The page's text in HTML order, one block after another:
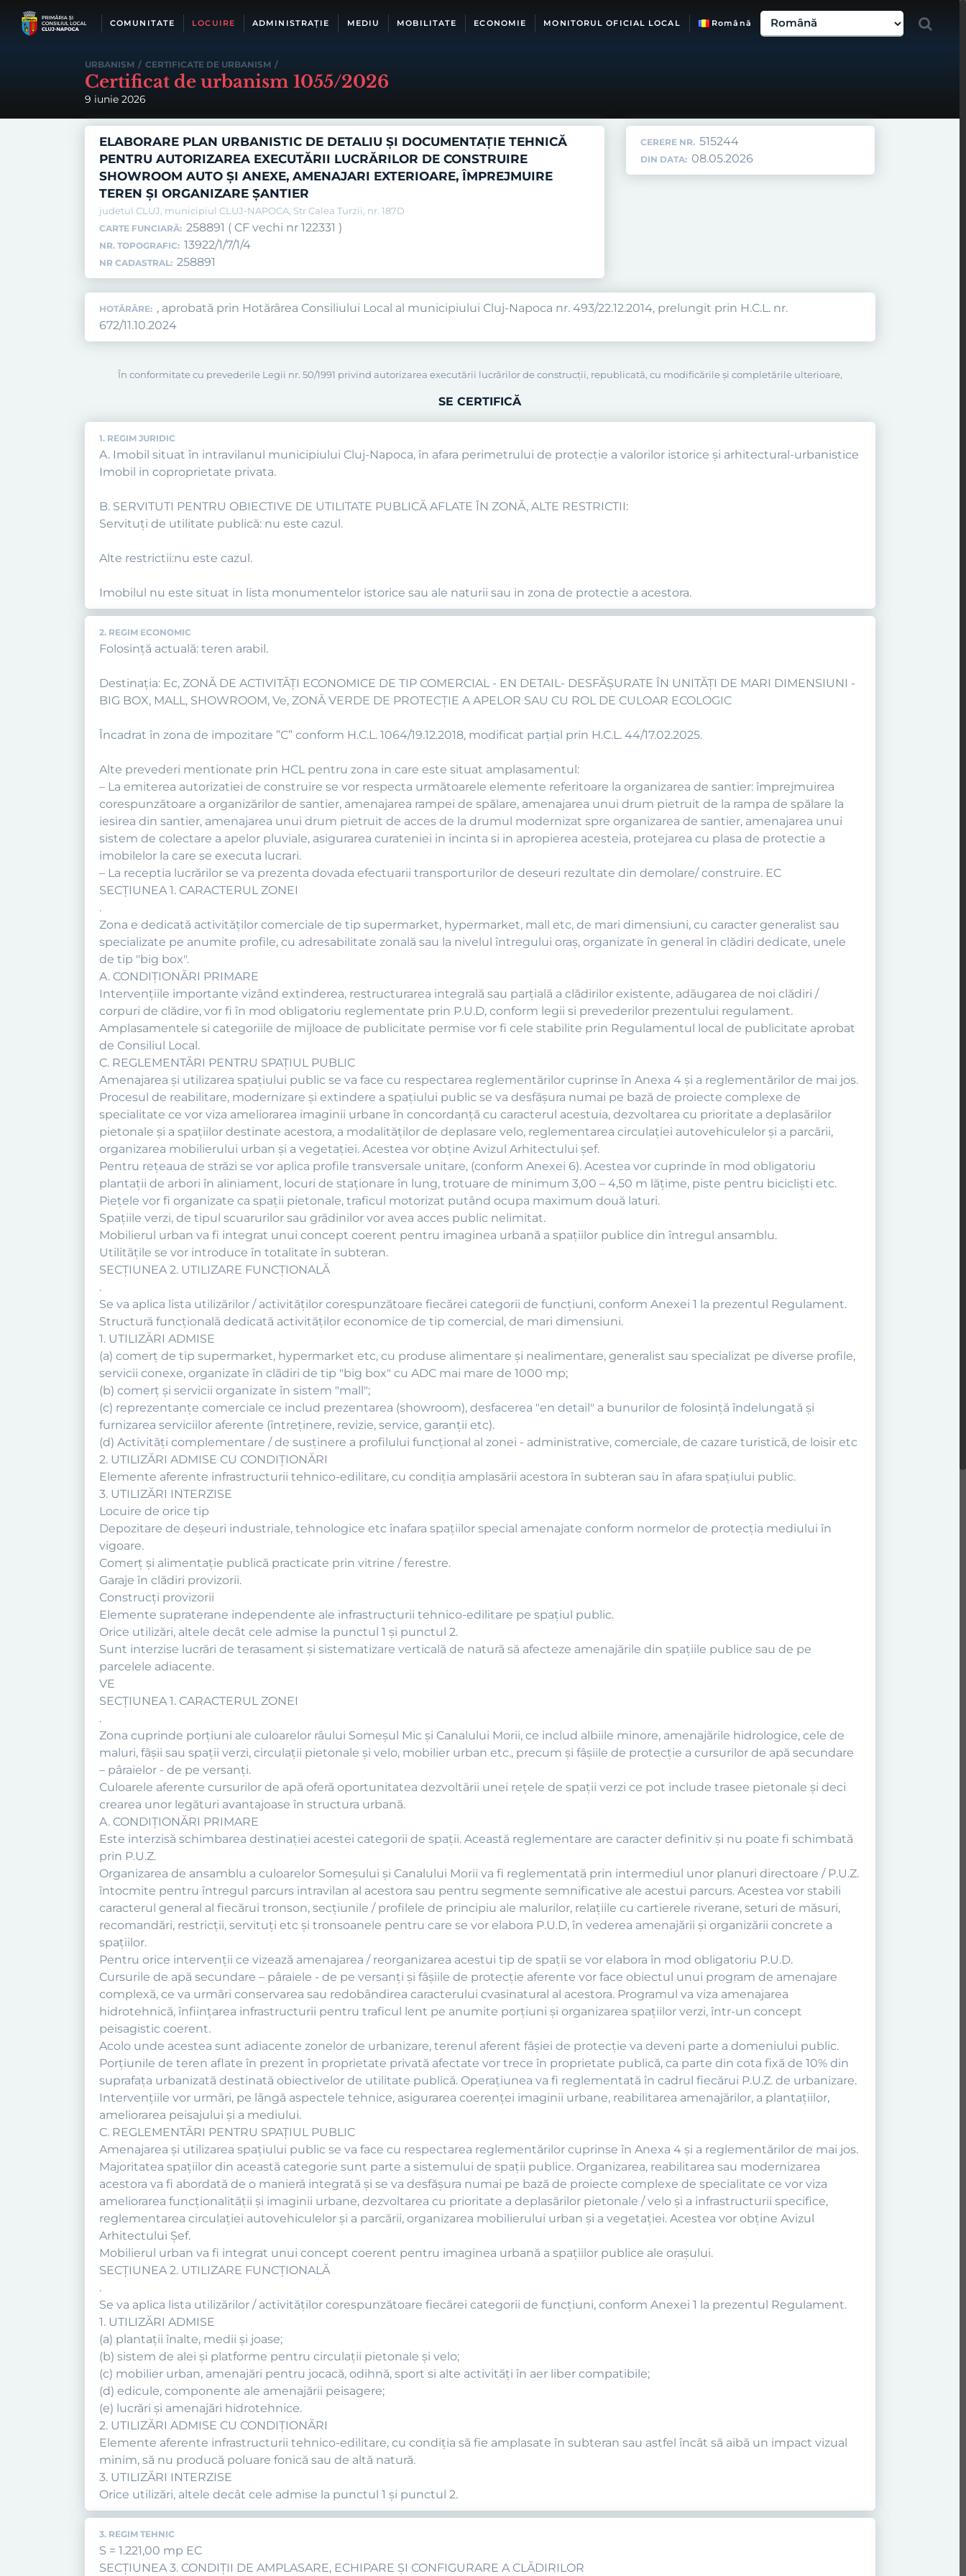
COMUNITATE LOCUIRE ADMINISTRAȚIE MEDIU MOBILITATE ECONOMIE MONITORUL OFICIAL LOCAL Română
URBANISM / CERTIFICATE DE URBANISM /
Certificat de urbanism 1055/2026
9 iunie 2026
ELABORARE PLAN URBANISTIC DE DETALIU ȘI DOCUMENTAȚIE TEHNICĂ
PENTRU AUTORIZAREA EXECUTĂRII LUCRĂRILOR DE CONSTRUIRE
SHOWROOM AUTO ȘI ANEXE, AMENAJARI EXTERIOARE, ÎMPREJMUIRE
TEREN ȘI ORGANIZARE ȘANTIER
judetul CLUJ, municipiul CLUJ-NAPOCA, Str Calea Turzii, nr. 187D
CARTE FUNCIARĂ: 258891 ( CF vechi nr 122331 )
NR. TOPOGRAFIC: 13922/1/7/1/4
NR CADASTRAL: 258891
CERERE NR. 515244
DIN DATA: 08.05.2026
HOTĂRÂRE: , aprobată prin Hotărârea Consiliului Local al municipiului Cluj-Napoca nr. 493/22.12.2014, prelungit prin H.C.L. nr.
672/11.10.2024
În conformitate cu prevederile Legii nr. 50/1991 privind autorizarea executării lucrărilor de construcţii, republicată, cu modificările şi completările ulterioare,
SE CERTIFICĂ
1. REGIM JURIDIC
A. Imobil situat în intravilanul municipiului Cluj-Napoca, în afara perimetrului de protecţie a valorilor istorice şi arhitectural-urbanistice
Imobil in coproprietate privata.
B. SERVITUTI PENTRU OBIECTIVE DE UTILITATE PUBLICĂ AFLATE ÎN ZONĂ, ALTE RESTRICTII:
Servituţi de utilitate publică: nu este cazul.
Alte restrictii:nu este cazul.
Imobilul nu este situat in lista monumentelor istorice sau ale naturii sau in zona de protectie a acestora.
2. REGIM ECONOMIC
Folosință actuală: teren arabil.
Destinația: Ec, ZONĂ DE ACTIVITĂŢI ECONOMICE DE TIP COMERCIAL - EN DETAIL- DESFĂŞURATE ÎN UNITĂŢI DE MARI DIMENSIUNI -
BIG BOX, MALL, SHOWROOM, Ve, ZONĂ VERDE DE PROTECŢIE A APELOR SAU CU ROL DE CULOAR ECOLOGIC
Încadrat în zona de impozitare ”C” conform H.C.L. 1064/19.12.2018, modificat parțial prin H.C.L. 44/17.02.2025.
Alte prevederi mentionate prin HCL pentru zona in care este situat amplasamentul:
– La emiterea autorizatiei de construire se vor respecta următoarele elemente referitoare la organizarea de santier: împrejmuirea
corespunzătoare a organizărilor de santier, amenajarea rampei de spălare, amenajarea unui drum pietruit de la rampa de spălare la
iesirea din santier, amenajarea unui drum pietruit de acces de la drumul modernizat spre organizarea de santier, amenajarea unui
sistem de colectare a apelor pluviale, asigurarea curateniei in incinta si in apropierea acesteia, protejarea cu plasa de protectie a
imobilelor la care se executa lucrari.
– La receptia lucrărilor se va prezenta dovada efectuarii transporturilor de deseuri rezultate din demolare/ construire. EC
SECŢIUNEA 1. CARACTERUL ZONEI
.
Zona e dedicată activităţilor comerciale de tip supermarket, hypermarket, mall etc, de mari dimensiuni, cu caracter generalist sau
specializate pe anumite profile, cu adresabilitate zonală sau la nivelul întregului oraş, organizate în general în clădiri dedicate, unele
de tip "big box".
A. CONDIŢIONĂRI PRIMARE
Intervenţiile importante vizând extinderea, restructurarea integrală sau parţială a clădirilor existente, adăugarea de noi clădiri /
corpuri de clădire, vor fi în mod obligatoriu reglementate prin P.U.D, conform legii si prevederilor prezentului regulament.
Amplasamentele si categoriile de mijloace de publicitate permise vor fi cele stabilite prin Regulamentul local de publicitate aprobat
de Consiliul Local.
C. REGLEMENTĂRI PENTRU SPAȚIUL PUBLIC
Amenajarea şi utilizarea spaţiului public se va face cu respectarea reglementărilor cuprinse în Anexa 4 şi a reglementărilor de mai jos.
Procesul de reabilitare, modernizare şi extindere a spaţiului public se va desfăşura numai pe bază de proiecte complexe de
specialitate ce vor viza ameliorarea imaginii urbane în concordanţă cu caracterul acestuia, dezvoltarea cu prioritate a deplasărilor
pietonale şi a spaţiilor destinate acestora, a modalităţilor de deplasare velo, reglementarea circulaţiei autovehiculelor şi a parcării,
organizarea mobilierului urban şi a vegetaţiei. Acestea vor obține Avizul Arhitectului șef.
Pentru reţeaua de străzi se vor aplica profile transversale unitare, (conform Anexei 6). Acestea vor cuprinde în mod obligatoriu
plantaţii de arbori în aliniament, locuri de staţionare în lung, trotuare de minimum 3,00 – 4,50 m lăţime, piste pentru biciclişti etc.
Pieţele vor fi organizate ca spaţii pietonale, traficul motorizat putând ocupa maximum două laturi.
Spaţiile verzi, de tipul scuarurilor sau grădinilor vor avea acces public nelimitat.
Mobilierul urban va fi integrat unui concept coerent pentru imaginea urbană a spaţiilor publice din întregul ansamblu.
Utilităţile se vor introduce în totalitate în subteran.
SECŢIUNEA 2. UTILIZARE FUNCŢIONALĂ
.
Se va aplica lista utilizărilor / activităţilor corespunzătoare fiecărei categorii de funcţiuni, conform Anexei 1 la prezentul Regulament.
Structură funcţională dedicată activităţilor economice de tip comercial, de mari dimensiuni.
1. UTILIZĂRI ADMISE
(a) comerţ de tip supermarket, hypermarket etc, cu produse alimentare şi nealimentare, generalist sau specializat pe diverse profile,
servicii conexe, organizate în clădiri de tip "big box" cu ADC mai mare de 1000 mp;
(b) comerţ şi servicii organizate în sistem "mall";
(c) reprezentanţe comerciale ce includ prezentarea (showroom), desfacerea "en detail" a bunurilor de folosinţă îndelungată şi
furnizarea serviciilor aferente (întreţinere, revizie, service, garanţii etc).
(d) Activităţi complementare / de susţinere a profilului funcţional al zonei - administrative, comerciale, de cazare turistică, de loisir etc
2. UTILIZĂRI ADMISE CU CONDIŢIONĂRI
Elemente aferente infrastructurii tehnico-edilitare, cu condiţia amplasării acestora în subteran sau în afara spaţiului public.
3. UTILIZĂRI INTERZISE
Locuire de orice tip
Depozitare de deşeuri industriale, tehnologice etc înafara spaţiilor special amenajate conform normelor de protecţia mediului în
vigoare.
Comerţ şi alimentaţie publică practicate prin vitrine / ferestre.
Garaje în clădiri provizorii.
Construcți provizorii
Elemente supraterane independente ale infrastructurii tehnico-edilitare pe spaţiul public.
Orice utilizări, altele decât cele admise la punctul 1 şi punctul 2.
Sunt interzise lucrări de terasament şi sistematizare verticală de natură să afecteze amenajările din spaţiile publice sau de pe
parcelele adiacente.
VE
SECŢIUNEA 1. CARACTERUL ZONEI
.
Zona cuprinde porţiuni ale culoarelor râului Someşul Mic şi Canalului Morii, ce includ albiile minore, amenajările hidrologice, cele de
maluri, fâşii sau spaţii verzi, circulaţii pietonale şi velo, mobilier urban etc., precum şi fâşiile de protecţie a cursurilor de apă secundare
– pâraielor - de pe versanţi.
Culoarele aferente cursurilor de apă oferă oportunitatea dezvoltării unei reţele de spaţii verzi ce pot include trasee pietonale şi deci
crearea unor legături avantajoase în structura urbană.
A. CONDIŢIONĂRI PRIMARE
Este interzisă schimbarea destinaţiei acestei categorii de spaţii. Această reglementare are caracter definitiv şi nu poate fi schimbată
prin P.U.Z.
Organizarea de ansamblu a culoarelor Someşului şi Canalului Morii va fi reglementată prin intermediul unor planuri directoare / P.U.Z.
întocmite pentru întregul parcurs intravilan al acestora sau pentru segmente semnificative ale acestui parcurs. Acestea vor stabili
caracterul general al fiecărui tronson, secţiunile / profilele de principiu ale malurilor, relaţiile cu cartierele riverane, seturi de măsuri,
recomandări, restricţii, servituţi etc şi tronsoanele pentru care se vor elabora P.U.D, în vederea amenajării şi organizării concrete a
spaţiilor.
Pentru orice intervenţii ce vizează amenajarea / reorganizarea acestui tip de spaţii se vor elabora în mod obligatoriu P.U.D.
Cursurile de apă secundare – pâraiele - de pe versanţi şi fâşiile de protecţie aferente vor face obiectul unui program de amenajare
complexă, ce va urmări conservarea sau redobândirea caracterului cvasinatural al acestora. Programul va viza amenajarea
hidrotehnică, înfiinţarea infrastructurii pentru traficul lent pe anumite porţiuni şi organizarea spaţiilor verzi, într-un concept
peisagistic coerent.
Acolo unde acestea sunt adiacente zonelor de urbanizare, terenul aferent fâşiei de protecţie va deveni parte a domeniului public.
Porţiunile de teren aflate în prezent în proprietate privată afectate vor trece în proprietate publică, ca parte din cota fixă de 10% din
suprafaţa urbanizată destinată obiectivelor de utilitate publică. Operaţiunea va fi reglementată în cadrul fiecărui P.U.Z. de urbanizare.
Intervenţiile vor urmări, pe lângă aspectele tehnice, asigurarea coerenţei imaginii urbane, reabilitarea amenajărilor, a plantaţiilor,
ameliorarea peisajului şi a mediului.
C. REGLEMENTĂRI PENTRU SPAȚIUL PUBLIC
Amenajarea şi utilizarea spaţiului public se va face cu respectarea reglementărilor cuprinse în Anexa 4 şi a reglementărilor de mai jos.
Majoritatea spaţiilor din această categorie sunt parte a sistemului de spaţii publice. Organizarea, reabilitarea sau modernizarea
acestora va fi abordată de o manieră integrată şi se va desfăşura numai pe bază de proiecte complexe de specialitate ce vor viza
ameliorarea funcţionalităţii şi imaginii urbane, dezvoltarea cu prioritate a deplasărilor pietonale / velo şi a infrastructurii specifice,
reglementarea circulaţiei autovehiculelor şi a parcării, organizarea mobilierului urban şi a vegetaţiei. Acestea vor obține Avizul
Arhitectului Șef.
Mobilierul urban va fi integrat unui concept coerent pentru imaginea urbană a spaţiilor publice ale oraşului.
SECŢIUNEA 2. UTILIZARE FUNCŢIONALĂ
.
Se va aplica lista utilizărilor / activităţilor corespunzătoare fiecărei categorii de funcţiuni, conform Anexei 1 la prezentul Regulament.
1. UTILIZĂRI ADMISE
(a) plantaţii înalte, medii şi joase;
(b) sistem de alei şi platforme pentru circulaţii pietonale şi velo;
(c) mobilier urban, amenajări pentru jocacă, odihnă, sport si alte activităţi în aer liber compatibile;
(d) edicule, componente ale amenajării peisagere;
(e) lucrări şi amenajări hidrotehnice.
2. UTILIZĂRI ADMISE CU CONDIŢIONĂRI
Elemente aferente infrastructurii tehnico-edilitare, cu condiţia să fie amplasate în subteran sau astfel încât să aibă un impact vizual
minim, să nu producă poluare fonică sau de altă natură.
3. UTILIZĂRI INTERZISE
Orice utilizări, altele decât cele admise la punctul 1 şi punctul 2.
3. REGIM TEHNIC
S = 1.221,00 mp EC
SECŢIUNEA 3. CONDIŢII DE AMPLASARE, ECHIPARE ŞI CONFIGURARE A CLĂDIRILOR